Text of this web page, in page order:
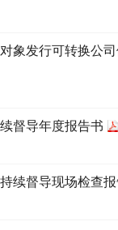
象发行可转换公
督导年度报告书
续督导现场检查